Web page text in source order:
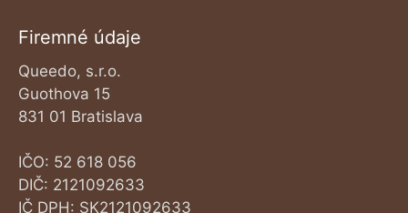
Firemné údaje
Queedo, s.r.o.
Guothova 15
831 01 Bratislava
IČO: 52 618 056
DIČ: 2121092633
IČ DPH: SK2121092633